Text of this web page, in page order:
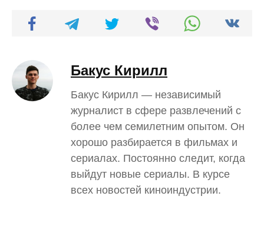
Бакус Кирилл
Бакус Кирилл — независимый
журналист в сфере развлечений с
более чем семилетним опытом. Он
хорошо разбирается в фильмах и
сериалах. Постоянно следит, когда
выйдут новые сериалы. В курсе
всех новостей киноиндустрии.